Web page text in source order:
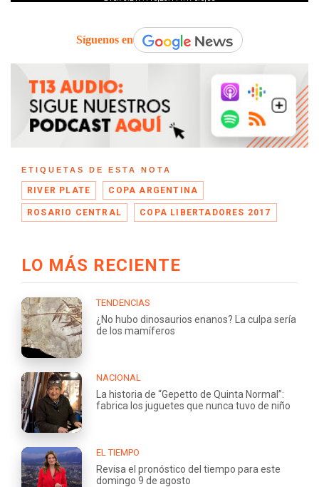
Síguenos en
ETIQUETAS DE ESTA NOTA
RIVER PLATE COPA ARGENTINA
ROSARIO CENTRAL COPA LIBERTADORES 2017
LO MÁS RECIENTE
TENDENCIAS
¿No hubo dinosaurios enanos? La culpa sería
de los mamíferos
NACIONAL
La historia de “Gepetto de Quinta Normal”:
fabrica los juguetes que nunca tuvo de niño
EL TIEMPO
Revisa el pronóstico del tiempo para este
domingo 9 de agosto